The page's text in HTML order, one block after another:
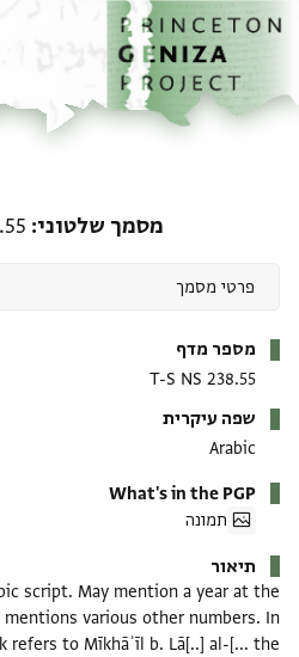
לתוכןהבית
מסמך שלטוני
מספר מדף
T-S NS 238.55
שפה עיקרית
Arabic
What's in the PGP
תמונה
תיאור
script. May mention a year at the
various other numbers. In
refers to Mīkhāʾīl b. Lā[..] al-[... the